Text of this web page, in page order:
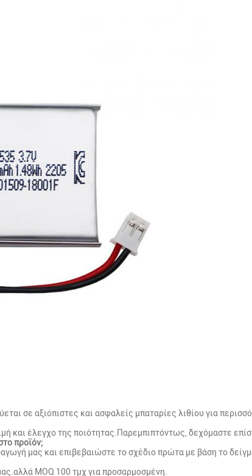
σε αξιόπιστες και ασφαλείς μπαταρίες λιθίου για
και έλεγχο της ποιότητας.Παρεμπιπτόντως, δεχόμαστε
προϊόν;
μας και επιβεβαιώστε το σχέδιο πρώτα με βάση το
MOQ 100 τμχ για προσαρμοσμένη.